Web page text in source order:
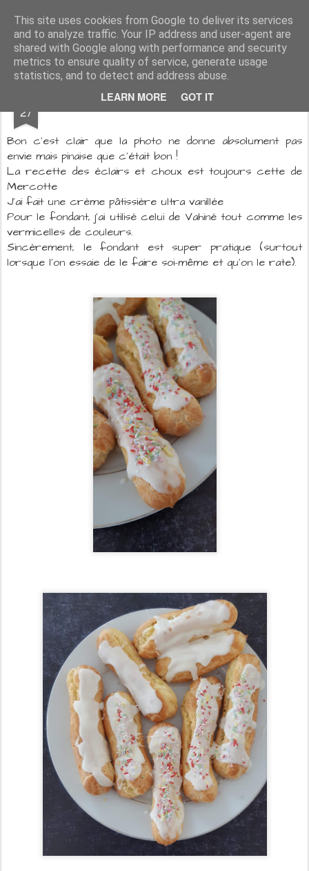
This site uses cookies from Google to deliver its services
and to analyze traffic. Your IP address and user-agent are
shared with Google along with performance and security
metrics to ensure quality of service, generate usage
statistics, and to detect and address abuse.
LEARN MORE GOT IT
Aux papilles by Virginie
27 Eclairs à la vanille
Bon c'est clair que la photo ne donne absolument pas
envie mais pinaise que c'était bon !
La recette des éclairs et choux est toujours cette de
Mercotte
J'ai fait une crème pâtissière ultra vanillée
Pour le fondant, j'ai utilisé celui de Vahiné tout comme les
vermicelles de couleurs.
Sincèrement, le fondant est super pratique (surtout
lorsque l'on essaie de le faire soi-même et qu'on le rate).